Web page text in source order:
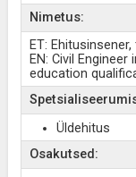
Nimetus:
ET:
EN: Civil
education
Üldehitus
Osakutsed: